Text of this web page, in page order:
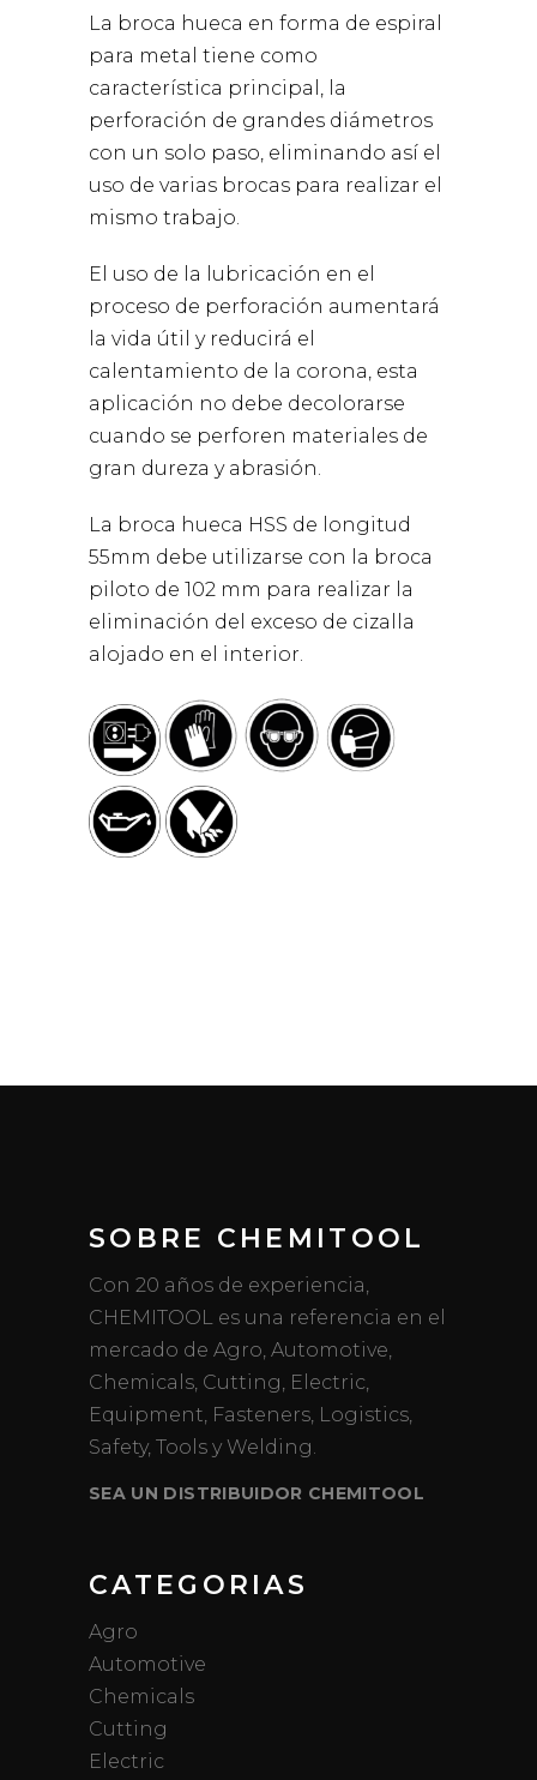
La broca hueca en forma de espiral
para metal tiene como
característica principal, la
perforación de grandes diámetros
con un solo paso, eliminando así el
uso de varias brocas para realizar el
mismo trabajo.
El uso de la lubricación en el
proceso de perforación aumentará
la vida útil y reducirá el
calentamiento de la corona, esta
aplicación no debe decolorarse
cuando se perforen materiales de
gran dureza y abrasión.
La broca hueca HSS de longitud
55mm debe utilizarse con la broca
piloto de 102 mm para realizar la
eliminación del exceso de cizalla
alojado en el interior.
SOBRE CHEMITOOL
Con 20 años de experiencia,
CHEMITOOL es una referencia en el
mercado de Agro, Automotive,
Chemicals, Cutting, Electric,
Equipment, Fasteners, Logistics,
Safety, Tools y Welding.
SEA UN DISTRIBUIDOR CHEMITOOL
CATEGORIAS
Agro
Automotive
Chemicals
Cutting
Electric